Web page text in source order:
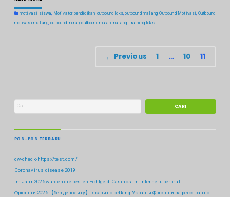
motivasi siswa, Motivator pendidikan, outbound ldks,outbound malang,Outbound Motivasi, Outbound
motivasi malang, outbound murah,outbound murah malang, Training ldks
← Previous 1 … 10 11
POS-POS TERBARU
cw-check-https://test.com/
Coronavirus disease 2019
Im Jahr 2026 wurden die besten Echtgeld-Casinos im Internet überprüft.
Фріспіни 2026 【без депозиту】в казино betking України ️Фріспіни за реєстрацію